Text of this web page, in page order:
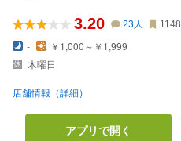
3.20 23人 1148
-
￥1,000～￥1,999
木曜日
店舗情報（詳細）
アプリで開く